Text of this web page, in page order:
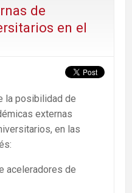
de
en el
la posibilidad de
externas
en las
aceleradores de